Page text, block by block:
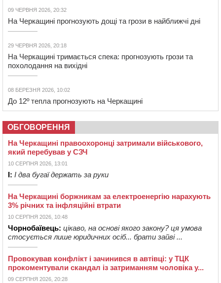
09 ЧЕРВНЯ 2026, 20:32
На Черкащині прогнозують дощі та грози в найближчі дні
29 ЧЕРВНЯ 2026, 20:18
На Черкащині тримається спека: прогнозують грози та
похолодання на вихідні
08 БЕРЕЗНЯ 2026, 10:02
До 12º тепла прогнозують на Черкащині
ОБГОВОРЕННЯ
На Черкащині правоохоронці затримали військового,
який перебував у СЗЧ
10 СЕРПНЯ 2026, 13:01
І: І два бугаї держать за руки
На Черкащині боржникам за електроенергію нарахують
3% річних та інфляційні втрати
10 СЕРПНЯ 2026, 10:48
Чорнобаївець: цікаво, на основі якого закону? ця умова
стосується лише юридичних осіб... брати зайві ...
Провокував конфлікт і зачинився в автівці: у ТЦК
прокоментували скандал із затриманням чоловіка у...
09 СЕРПНЯ 2026, 20:28